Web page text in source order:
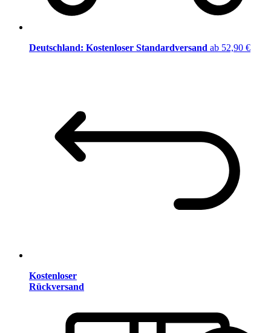
Deutschland: Kostenloser Standardversand ab 52,90 €
Kostenloser
Rückversand